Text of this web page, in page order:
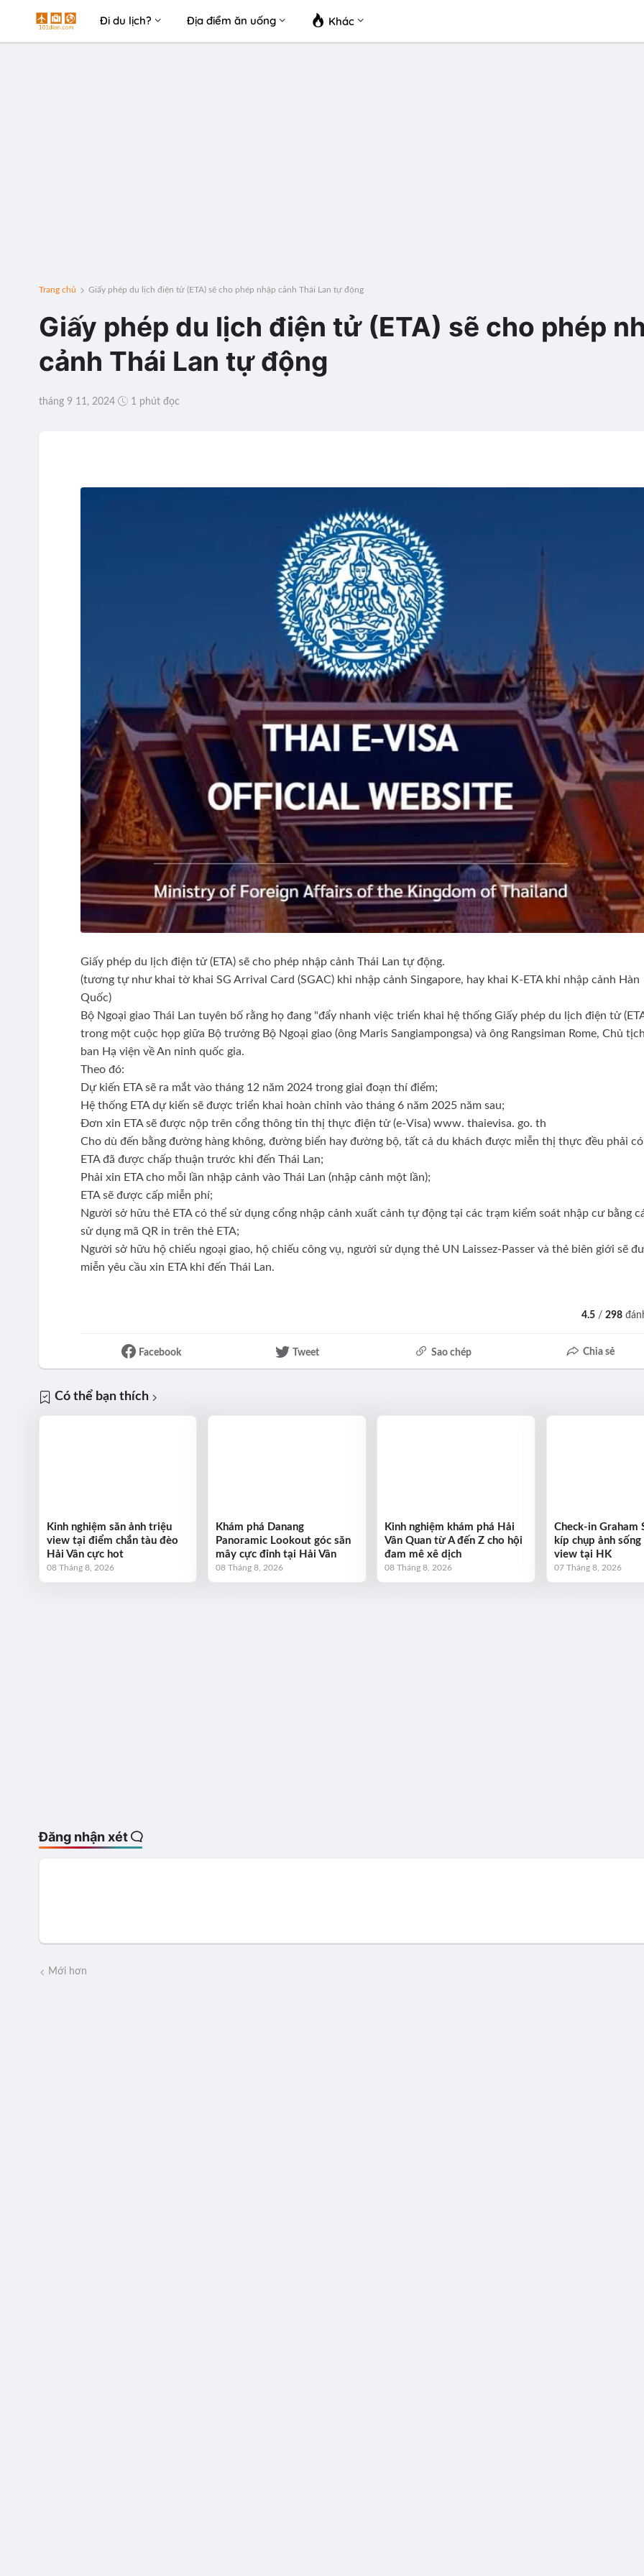
Đi du lịch? Địa điểm ăn uống Khác
Trang chủ Giấy phép du lịch điện tử (ETA) sẽ cho phép nhập cảnh Thái Lan tự động
Giấy phép du lịch điện tử (ETA) sẽ cho phép
cảnh Thái Lan tự động
tháng 9 11, 2024 1 phút đọc
Giấy phép du lịch điện tử (ETA) sẽ cho phép nhập cảnh Thái Lan tự động.
(tương tự như khai tờ khai SG Arrival Card (SGAC) khi nhập cảnh Singapore, hay khai K-ETA khi nhập cảnh Hàn
Quốc)
Bộ Ngoại giao Thái Lan tuyên bố rằng họ đang "đẩy nhanh việc triển khai hệ thống Giấy phép du lịch điện tử
trong một cuộc họp giữa Bộ trưởng Bộ Ngoại giao (ông Maris Sangiampongsa) và ông Rangsiman Rome, Chủ
ban Hạ viện về An ninh quốc gia.
Theo đó:
Dự kiến ​​ETA sẽ ra mắt vào tháng 12 năm 2024 trong giai đoạn thí điểm;
Hệ thống ETA dự kiến ​​sẽ được triển khai hoàn chỉnh vào tháng 6 năm 2025 năm sau;
Đơn xin ETA sẽ được nộp trên cổng thông tin thị thực điện tử (e-Visa) www. thaievisa. go. th
Cho dù đến bằng đường hàng không, đường biển hay đường bộ, tất cả du khách được miễn thị thực đều phải có
ETA đã được chấp thuận trước khi đến Thái Lan;
Phải xin ETA cho mỗi lần nhập cảnh vào Thái Lan (nhập cảnh một lần);
ETA sẽ được cấp miễn phí;
Người sở hữu thẻ ETA có thể sử dụng cổng nhập cảnh xuất cảnh tự động tại các trạm kiểm soát nhập cư bằng
sử dụng mã QR in trên thẻ ETA;
Người sở hữu hộ chiếu ngoại giao, hộ chiếu công vụ, người sử dụng thẻ UN Laissez-Passer và thẻ biên giới sẽ
miễn yêu cầu xin ETA khi đến Thái Lan.
4.5 /298
Facebook Tweet Sao chép Chia sẻ
Có thể bạn thích
Kinh nghiệm săn ảnh triệu
view tại điểm chắn tàu đèo
Hải Vân cực hot
08 Tháng 8, 2026
Khám phá Danang
Panoramic Lookout góc săn
mây cực đỉnh tại Hải Vân
08 Tháng 8, 2026
Kinh nghiệm khám phá Hải
Vân Quan từ A đến Z cho hội
đam mê xê dịch
08 Tháng 8, 2026
Check-in Graham
kíp chụp ảnh
view tại HK
07 Tháng 8, 2026
Đăng nhận xét
Mới hơn